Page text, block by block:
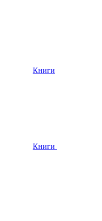
Книги
Книги